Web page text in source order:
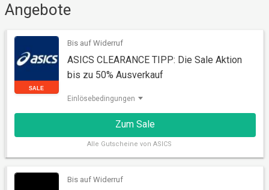
Angebote
Bis auf Widerruf
ASICS CLEARANCE TIPP: Die Sale Aktion
bis zu 50% Ausverkauf
Einlösebedingungen
Zum Sale
Alle Gutscheine von ASICS
Bis auf Widerruf